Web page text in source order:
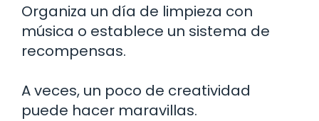
Organiza un día de limpieza con
música o establece un sistema de
recompensas.
A veces, un poco de creatividad
puede hacer maravillas.